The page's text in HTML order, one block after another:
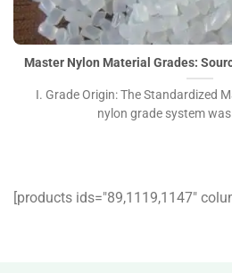
Master Nylon Material Grades:
Tips">
Master Nylon Material Grades:
I. Grade Origin: The Standardized
nylon grade system
[products ids="89,1119,1147″